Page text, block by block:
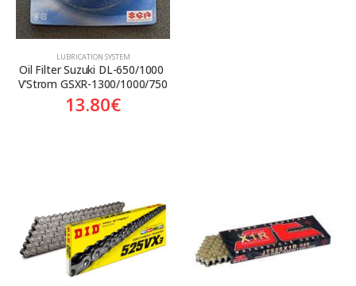
LUBRICATION SYSTEM
Oil Filter Suzuki DL-650/1000
V’Strom GSXR-1300/1000/750
13.80€